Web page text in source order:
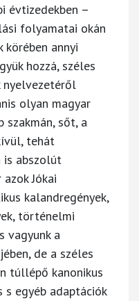
évtizedekben –
folyamatai okán
annyi
hozzá, széles
nyelvezetéről
olyan magyar
szakmán, sőt, a
tehát
is abszolút
Jókai
kalandregények,
történelmi
vagyunk a
de a széles
túllépő kanonikus
s egyéb adaptációk